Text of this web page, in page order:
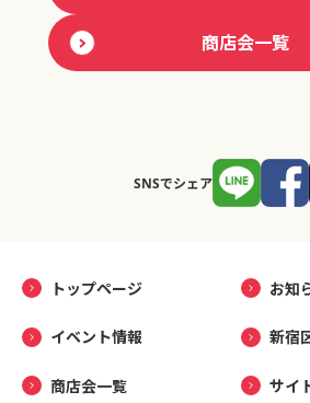
商店会一覧
SNSでシェア
トップページ お知
イベント情報 新宿
商店会一覧 サイ